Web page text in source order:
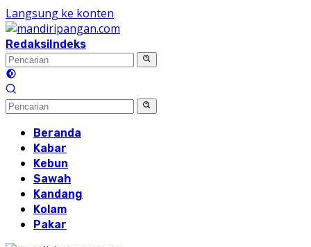
Langsung ke konten
RedaksiIndeks
Beranda
Kabar
Kebun
Sawah
Kandang
Kolam
Pakar